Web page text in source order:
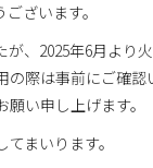
ざいます。
、2025年6月より
際は事前にご確認
い申し上げます。
まいります。